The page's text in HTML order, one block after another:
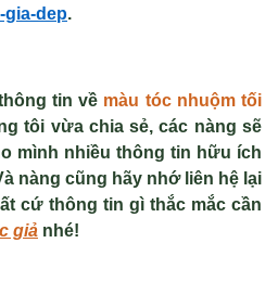
gia-dep.
tin về màu tóc nhuộm tối
tôi vừa chia sẻ, các nàng sẽ
mình nhiều thông tin hữu ích
nàng cũng hãy nhớ liên hệ lại
cứ thông tin gì thắc mắc cần
giả nhé!